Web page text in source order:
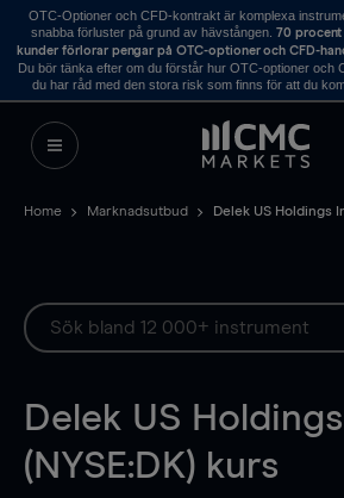
OTC-Optioner och CFD-kontrakt är komplexa
snabba förluster på grund av hävstången. 70 procent
kunder förlorar pengar på OTC-optioner och CFD-
Du bör tänka efter om du förstår hur OTC-optioner och
du har råd med den stora risk som finns för att du
Home Marknadsutbud Delek US Holdings
Delek US
(NYSE:DK) kurs